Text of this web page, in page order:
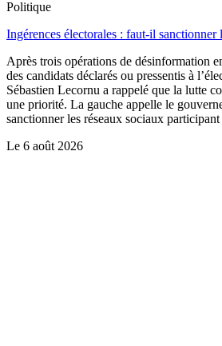
Politique
Ingérences électorales : faut-il sanctionner
Après trois opérations de désinformation
des candidats déclarés ou pressentis à
Sébastien Lecornu a rappelé que la lutte
une priorité. La gauche appelle le
sanctionner les réseaux sociaux
Le 6 août 2026